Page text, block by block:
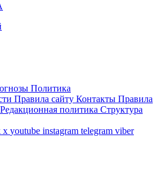
Политика
Правила сайту Контакты Правила
Редакционная политика Структура
x youtube instagram telegram viber